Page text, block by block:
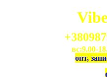
вс:9.00-
опт,